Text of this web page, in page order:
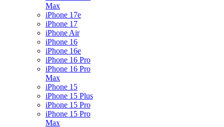
Max
iPhone 17e
iPhone 17
iPhone Air
iPhone 16
iPhone 16e
iPhone 16 Pro
iPhone 16 Pro
Max
iPhone 15
iPhone 15 Plus
iPhone 15 Pro
iPhone 15 Pro
Max